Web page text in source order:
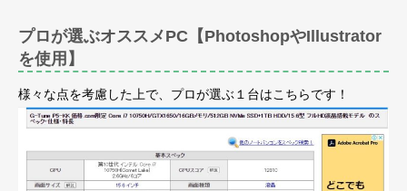
プロが選ぶオススメPC【PhotoshopやIllustrator
を使用】
様々な点を考慮した上で、プロが選ぶ１台はこちらです！